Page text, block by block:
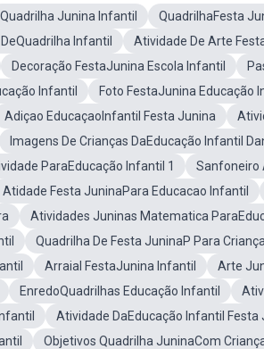
Quadrilha Junina Infantil QuadrilhaFesta
Infantil
Atividade De Arte
Decoração FestaJunina Escola Infantil
Infantil
Foto FestaJunina Educação
Adiçao EducaçaoInfantil Festa Junina
Imagens De Crianças DaEducação Infantil
ParaEducação Infantil 1
Sanfoneiro
Atidade Festa JuninaPara Educacao Infantil
Atividades Juninas Matematica
Quadrilha De Festa JuninaP Para
Arraial FestaJunina Infantil
Arte
EnredoQuadrilhas Educação Infantil
Atividade DaEducação Infantil Festa
Objetivos Quadrilha JuninaCom